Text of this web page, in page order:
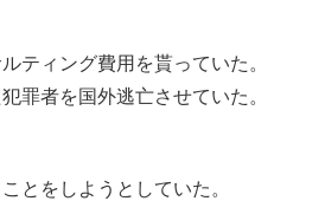
ティング費用を貰っていた。
罪者を国外逃亡させていた。
とをしようとしていた。